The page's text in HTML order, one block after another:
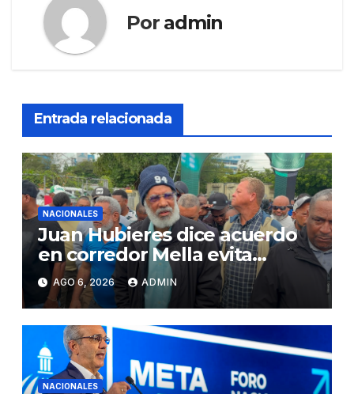
Por admin
Entrada relacionada
NACIONALES
Juan Hubieres dice acuerdo
en corredor Mella evita
conflictos innecesarios
AGO 6, 2026 ADMIN
NACIONALES